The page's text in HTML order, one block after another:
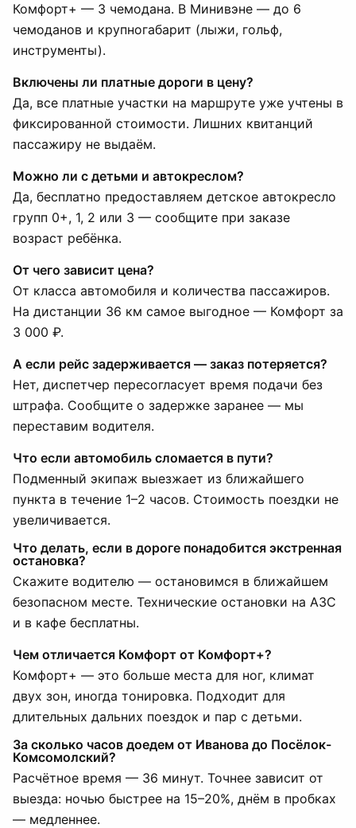
Комфорт+ — 3 чемодана. В Минивэне — до 6
чемоданов и крупногабарит (лыжи, гольф,
инструменты).
Включены ли платные дороги в цену?
Да, все платные участки на маршруте уже учтены в
фиксированной стоимости. Лишних квитанций
пассажиру не выдаём.
Можно ли с детьми и автокреслом?
Да, бесплатно предоставляем детское автокресло
групп 0+, 1, 2 или 3 — сообщите при заказе
возраст ребёнка.
От чего зависит цена?
От класса автомобиля и количества пассажиров.
На дистанции 36 км самое выгодное — Комфорт за
3 000 ₽.
А если рейс задерживается — заказ потеряется?
Нет, диспетчер пересогласует время подачи без
штрафа. Сообщите о задержке заранее — мы
переставим водителя.
Что если автомобиль сломается в пути?
Подменный экипаж выезжает из ближайшего
пункта в течение 1–2 часов. Стоимость поездки не
увеличивается.
Что делать, если в дороге понадобится экстренная
остановка?
Скажите водителю — остановимся в ближайшем
безопасном месте. Технические остановки на АЗС
и в кафе бесплатны.
Чем отличается Комфорт от Комфорт+?
Комфорт+ — это больше места для ног, климат
двух зон, иногда тонировка. Подходит для
длительных дальних поездок и пар с детьми.
За сколько часов доедем от Иванова до Посёлок-
Комсомолский?
Расчётное время — 36 минут. Точнее зависит от
выезда: ночью быстрее на 15–20%, днём в пробках
— медленнее.